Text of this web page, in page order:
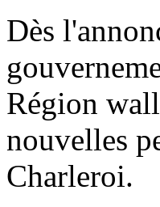
Dès
Région
nouvelles
Charleroi.